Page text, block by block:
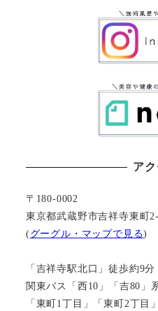
ア
〒180-0002
東京都武蔵野市吉祥寺東町
(グーグル・マップで見る)
「吉祥寺駅北口」徒歩約9分
関東バス「西10」「吉80」
「東町1丁目」「東町2丁目